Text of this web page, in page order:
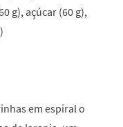
g), açúcar (60 g),
em espiral o